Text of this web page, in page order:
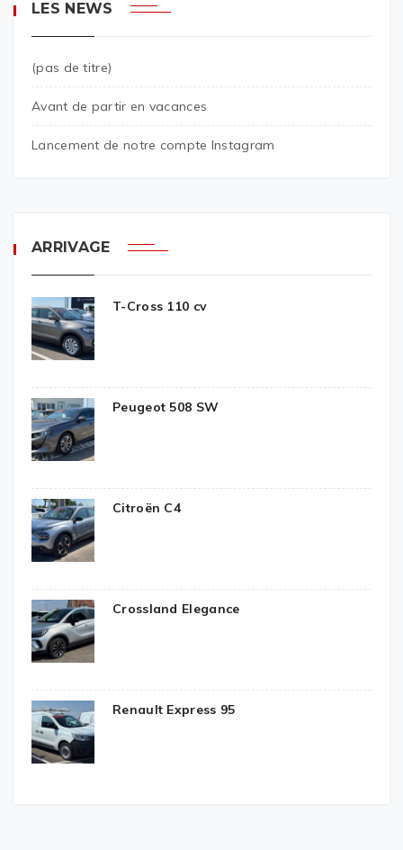
LES NEWS
(pas de titre)
Avant de partir en vacances
Lancement de notre compte Instagram
ARRIVAGE
T-Cross 110 cv
Peugeot 508 SW
Citroën C4
Crossland Elegance
Renault Express 95